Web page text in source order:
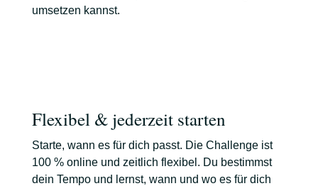
umsetzen kannst.
Flexibel & jederzeit starten
Starte, wann es für dich passt. Die Challenge ist
100 % online und zeitlich flexibel. Du bestimmst
dein Tempo und lernst, wann und wo es für dich